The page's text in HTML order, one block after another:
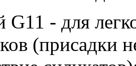
G11 - для
(присадки